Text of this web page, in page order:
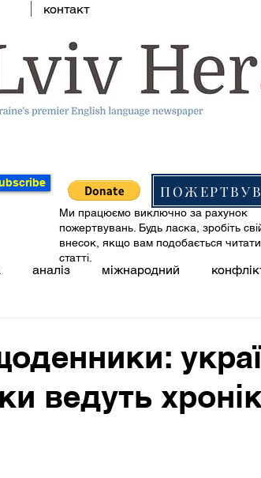
контакт
Ми працюємо виключно за рахунок
пожертвувань. Будь ласка, зробіть
внесок, якщо вам подобається читати
статті.
аналіз міжнародний
ведуть